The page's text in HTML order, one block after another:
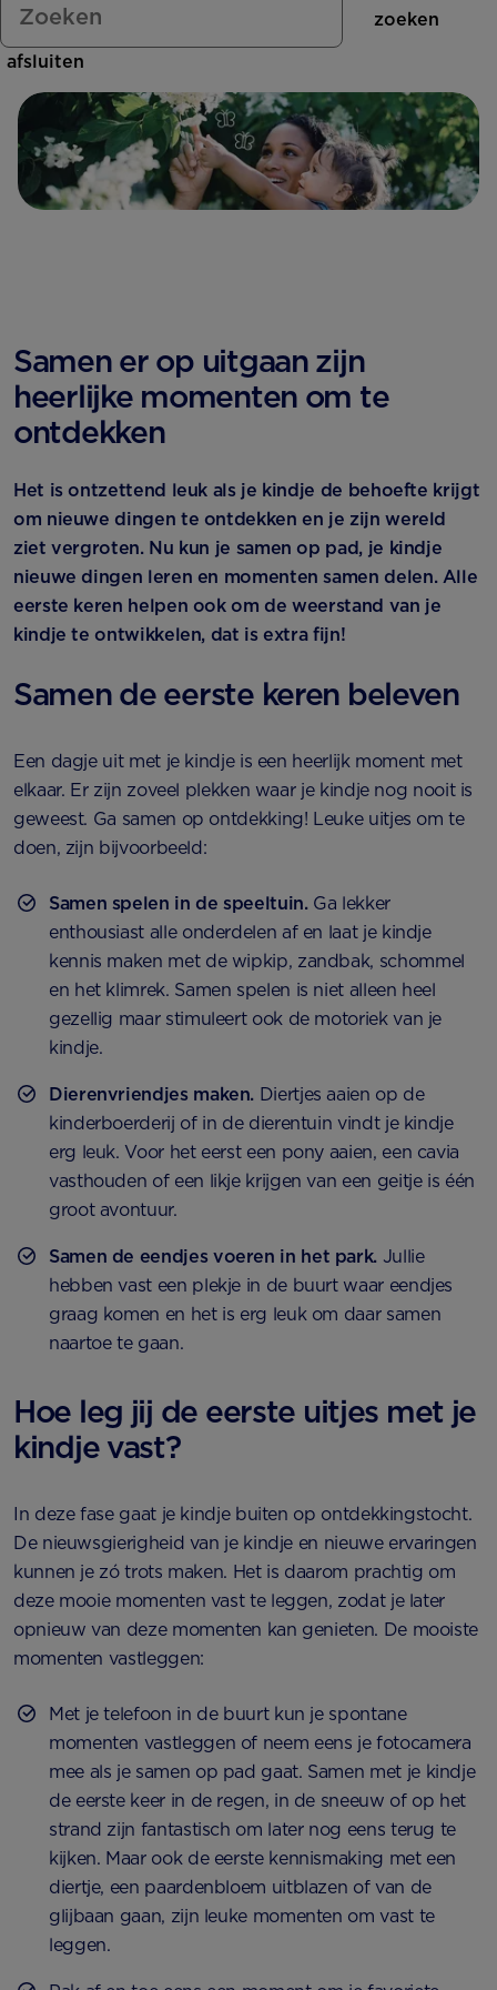
Is alle opvolgmelk hetzelfde?
dreumesmelk
Nutrilon Opvolgmelk
Economy Verpakking
Nutrilon Opvolgmelk
Ouders over Nutrilon
125 jaar
We zijn een B-Corp!
zoeken
afsluiten
Samen er op uitgaan zijn
heerlijke momenten om te
ontdekken
Het is ontzettend leuk als je kindje de behoefte krijgt
om nieuwe dingen te ontdekken en je zijn wereld
ziet vergroten. Nu kun je samen op pad, je kindje
nieuwe dingen leren en momenten samen delen. Alle
eerste keren helpen ook om de weerstand van je
kindje te ontwikkelen, dat is extra fijn!
Samen de eerste keren beleven
Een dagje uit met je kindje is een heerlijk moment met
elkaar. Er zijn zoveel plekken waar je kindje nog nooit is
geweest. Ga samen op ontdekking! Leuke uitjes om te
doen, zijn bijvoorbeeld:
Samen spelen in de speeltuin.Ga lekker
enthousiast alle onderdelen af en laat je kindje
kennis maken met de wipkip, zandbak, schommel
en het klimrek. Samen spelen is niet alleen heel
gezellig maar stimuleert ook de motoriek van je
kindje.
Dierenvriendjes maken. Diertjes aaien op de
kinderboerderij of in de dierentuin vindt je kindje
erg leuk. Voor het eerst een pony aaien, een cavia
vasthouden of een likje krijgen van een geitje is één
groot avontuur.
Samen de eendjes voeren in het park. Jullie
hebben vast een plekje in de buurt waar eendjes
graag komen en het is erg leuk om daar samen
naartoe te gaan.
Hoe leg jij de eerste uitjes met je
kindje vast?
In deze fase gaat je kindje buiten op ontdekkingstocht.
De nieuwsgierigheid van je kindje en nieuwe ervaringen
kunnen je zó trots maken. Het is daarom prachtig om
deze mooie momenten vast te leggen, zodat je later
opnieuw van deze momenten kan genieten. De mooiste
momenten vastleggen:
Met je telefoon in de buurt kun je spontane
momenten vastleggen of neem eens je fotocamera
mee als je samen op pad gaat. Samen met je kindje
de eerste keer in de regen, in de sneeuw of op het
strand zijn fantastisch om later nog eens terug te
kijken. Maar ook de eerste kennismaking met een
diertje, een paardenbloem uitblazen of van de
glijbaan gaan, zijn leuke momenten om vast te
leggen.